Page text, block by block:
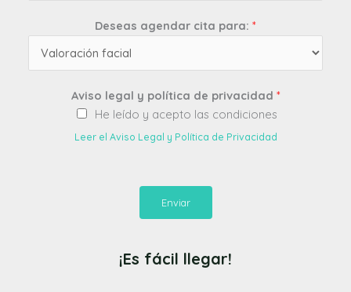
Deseas agendar cita para: *
Aviso legal y política de privacidad *
He leído y acepto las condiciones
Leer el Aviso Legal y Política de Privacidad
Enviar
¡Es fácil llegar!